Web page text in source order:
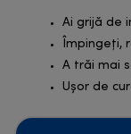
Ai grijă de
Împingeți,
A trăi mai
Ușor de